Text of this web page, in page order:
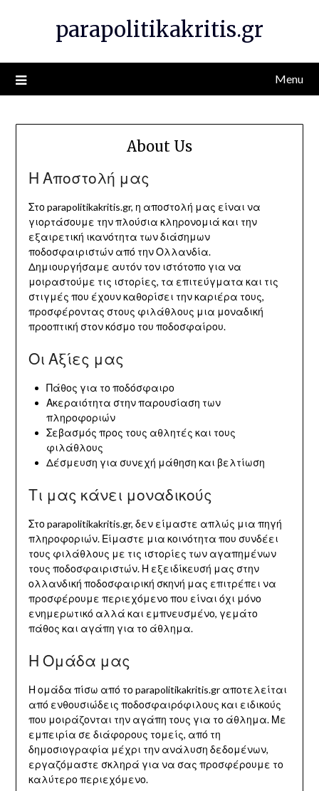
parapolitikakritis.gr
Menu
About Us
Η Αποστολή μας
Στο parapolitikakritis.gr, η αποστολή μας είναι να
γιορτάσουμε την πλούσια κληρονομιά και την
εξαιρετική ικανότητα των διάσημων
ποδοσφαιριστών από την Ολλανδία.
Δημιουργήσαμε αυτόν τον ιστότοπο για να
μοιραστούμε τις ιστορίες, τα επιτεύγματα και τις
στιγμές που έχουν καθορίσει την καριέρα τους,
προσφέροντας στους φιλάθλους μια μοναδική
προοπτική στον κόσμο του ποδοσφαίρου.
Οι Αξίες μας
Πάθος για το ποδόσφαιρο
Ακεραιότητα στην παρουσίαση των
πληροφοριών
Σεβασμός προς τους αθλητές και τους
φιλάθλους
Δέσμευση για συνεχή μάθηση και βελτίωση
Τι μας κάνει μοναδικούς
Στο parapolitikakritis.gr, δεν είμαστε απλώς μια πηγή
πληροφοριών. Είμαστε μια κοινότητα που συνδέει
τους φιλάθλους με τις ιστορίες των αγαπημένων
τους ποδοσφαιριστών. Η εξειδίκευσή μας στην
ολλανδική ποδοσφαιρική σκηνή μας επιτρέπει να
προσφέρουμε περιεχόμενο που είναι όχι μόνο
ενημερωτικό αλλά και εμπνευσμένο, γεμάτο
πάθος και αγάπη για το άθλημα.
Η Ομάδα μας
Η ομάδα πίσω από το parapolitikakritis.gr αποτελείται
από ενθουσιώδεις ποδοσφαιρόφιλους και ειδικούς
που μοιράζονται την αγάπη τους για το άθλημα. Με
εμπειρία σε διάφορους τομείς, από τη
δημοσιογραφία μέχρι την ανάλυση δεδομένων,
εργαζόμαστε σκληρά για να σας προσφέρουμε το
καλύτερο περιεχόμενο.